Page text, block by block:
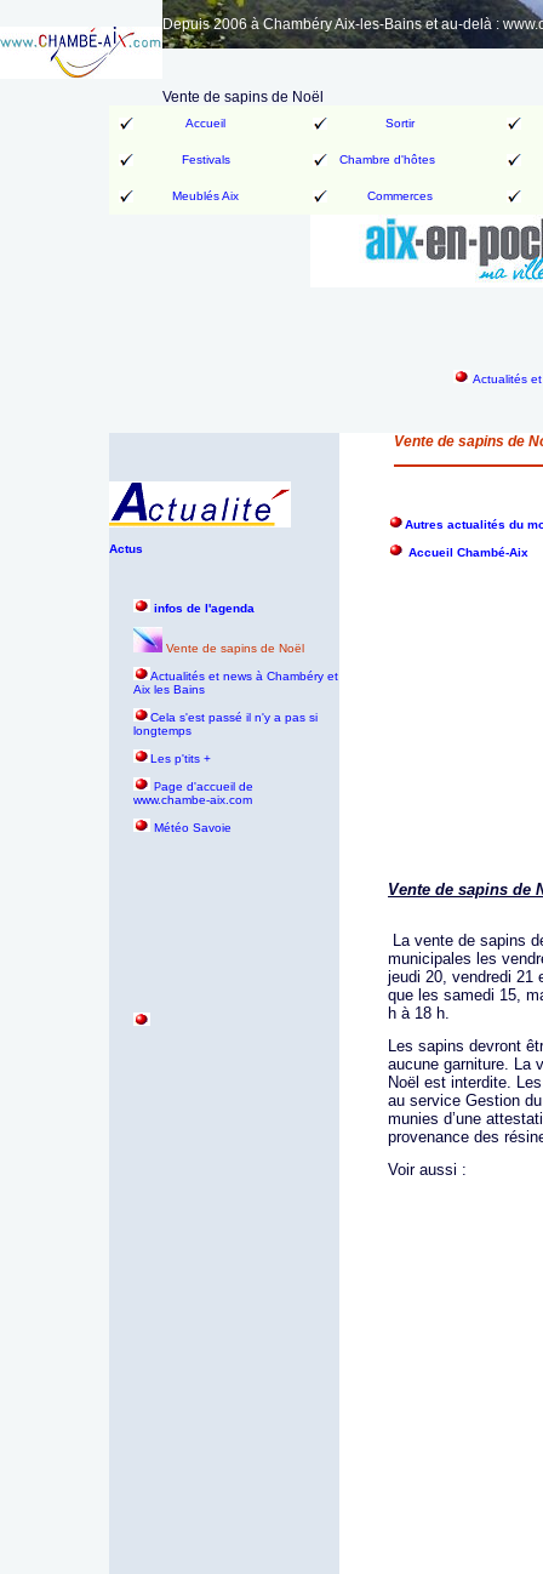
Depuis 2006 à Chambéry Aix-les-Bains et au-delà :
Vente de sapins de Noël
Accueil Sortir
Festivals Chambre d'hôtes
Meublés Aix Commerces
Actualités
Vente de sapins de
Actus
Autres actualités du
Accueil Chambé-Aix
infos de l'agenda
Vente de sapins de Noël
Actualités et news à Chambéry et
Aix les Bains
Cela s'est passé il n'y a pas si
longtemps
Les p'tits +
Page d'accueil de
www.chambe-aix.com
Météo Savoie
Vente de sapins de
La vente de sapins
municipales les
jeudi 20, vendredi 21
que les samedi 15,
h à 18 h.
Les sapins devront
aucune garniture. La
Noël est interdite.
au service Gestion
munies d’une
provenance des
Voir aussi :